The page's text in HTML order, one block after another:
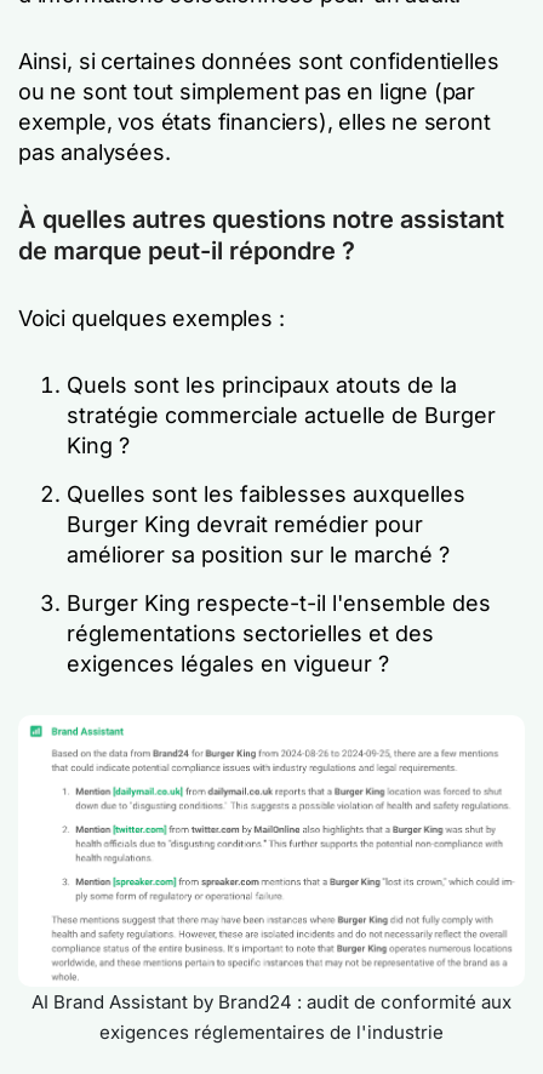
Ainsi, si certaines données sont confidentielles
ou ne sont tout simplement pas en ligne (par
exemple, vos états financiers), elles ne seront
pas analysées.
À quelles autres questions notre assistant
de marque peut-il répondre ?
Voici quelques exemples :
Quels sont les principaux atouts de la
stratégie commerciale actuelle de Burger
King ?
Quelles sont les faiblesses auxquelles
Burger King devrait remédier pour
améliorer sa position sur le marché ?
Burger King respecte-t-il l'ensemble des
réglementations sectorielles et des
exigences légales en vigueur ?
AI Brand Assistant by Brand24 : audit de conformité aux
exigences réglementaires de l'industrie